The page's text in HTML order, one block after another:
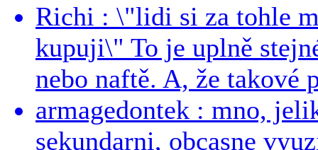
Richi : \"lidi si za tohle
kupuji\" To je uplně
nebo naftě. A, že takové
armagedontek : mno,
sekundarni, obcasne